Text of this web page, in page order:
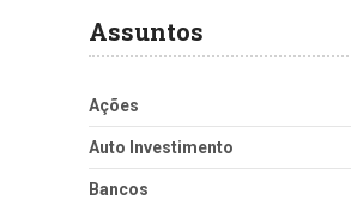
Assuntos
Ações
Auto Investimento
Bancos